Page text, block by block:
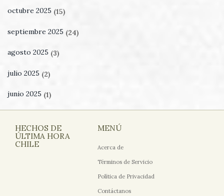
octubre 2025 (15)
septiembre 2025 (24)
agosto 2025 (3)
julio 2025 (2)
junio 2025 (1)
HECHOS DE
ÚLTIMA HORA
CHILE
MENÚ
Acerca de
Términos de Servicio
Política de Privacidad
Contáctanos